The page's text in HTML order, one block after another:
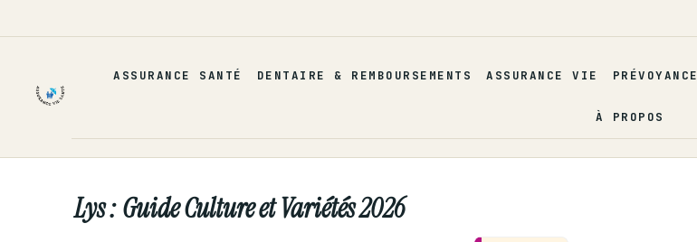
au
ASSURANCE SANTÉ DENTAIRE & REMBOURSEMENTS ASSURANCE VIE PRÉVOYANCE
À PROPOS
Lys : Guide Culture et Variétés 2026